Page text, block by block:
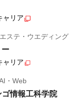
ャリア
ステ・ウエディング
ー
ャリア
・Web
情報工科学院